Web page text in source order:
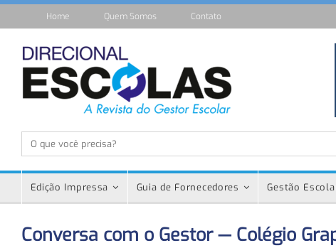
Home Quem Somos Contato
Edição Impressa Guia de Fornecedores Gestão
Conversa com o Gestor — Colégio